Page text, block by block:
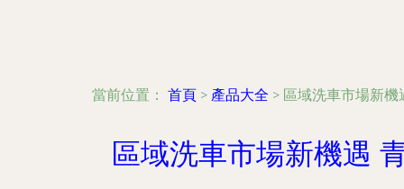
當前位置： 首頁 > 產品大全 > 區域洗車市場新
區域洗車市場新機遇